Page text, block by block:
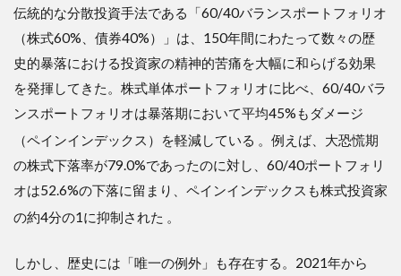
伝統的な分散投資手法である「60/40バランスポートフォリオ
（株式60%、債券40%）」は、150年間にわたって数々の歴
史的暴落における投資家の精神的苦痛を大幅に和らげる効果
を発揮してきた。株式単体ポートフォリオに比べ、60/40バラ
ンスポートフォリオは暴落期において平均45%もダメージ
（ペインインデックス）を軽減している 。例えば、大恐慌期
の株式下落率が79.0%であったのに対し、60/40ポートフォリ
オは52.6%の下落に留まり、ペインインデックスも株式投資家
の約4分の1に抑制された 。
しかし、歴史には「唯一の例外」も存在する。2021年から